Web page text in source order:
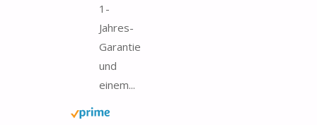
1-
Jahres-
Garantie
und
einem...